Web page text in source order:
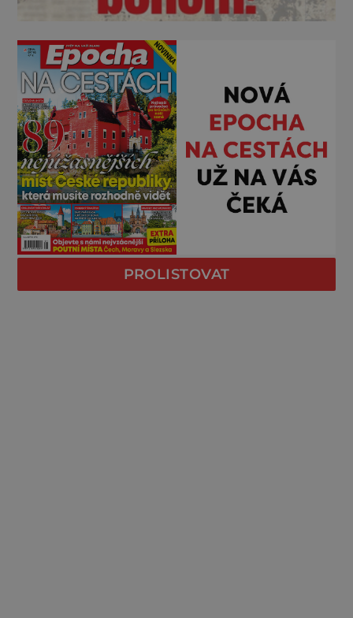
PROLISTOVAT